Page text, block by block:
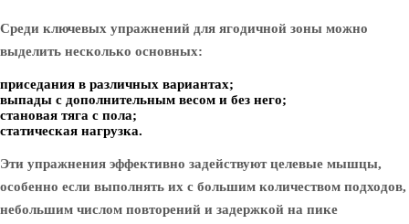
Среди ключевых упражнений для ягодичной зоны можно
выделить несколько основных:
приседания в различных вариантах;
выпады с дополнительным весом и без него;
становая тяга с пола;
статическая нагрузка.
Эти упражнения эффективно задействуют целевые мышцы,
особенно если выполнять их с большим количеством подходов,
небольшим числом повторений и задержкой на пике